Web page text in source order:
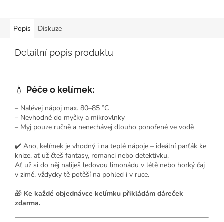
Popis Diskuze
Detailní popis produktu
💧 Péče o kelímek:
– Nalévej nápoj max. 80–85 °C
– Nevhodné do myčky a mikrovlnky
– Myj pouze ručně a nenechávej dlouho ponořené ve vodě
✔️ Ano, kelímek je vhodný i na teplé nápoje – ideální parťák ke
knize, ať už čteš fantasy, romanci nebo detektivku.
Ať už si do něj naliješ ledovou limonádu v létě nebo horký čaj
v zimě, vždycky tě potěší na pohled i v ruce.
🎁 Ke každé objednávce kelímku přikládám dáreček
zdarma.